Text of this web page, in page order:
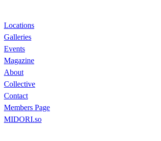
Locations
Galleries
Events
Magazine
About
Collective
Contact
Members Page
MIDORI.so